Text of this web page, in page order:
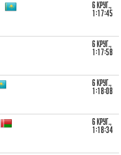
6 Круг.,
1:17:45
6 Круг.,
1:17:58
6 Круг.,
1:18:08
6 Круг.,
1:18:34